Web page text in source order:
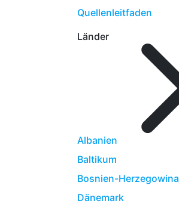
Quellenleitfaden
Länder
Albanien
Baltikum
Bosnien-Herzegowina
Dänemark